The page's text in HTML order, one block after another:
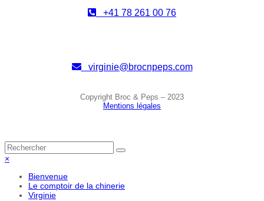
+41 78 261 00 76
virginie@brocnpeps.com
Copyright Broc & Peps – 2023
Mentions légales
Back
To
Top
Rechercher
Envoyer
×
menuBienvenue
Le comptoir de la chinerie
Virginie